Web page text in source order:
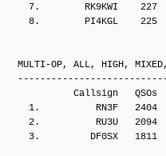
7.        RK9KWI    227
8.        PI4KGL    225
MULTI-OP, ALL, HIGH, MIXED,
Callsign   QSOs  Points
1.          RN3F   2404
2.          RU3U   2094
3.         DF0SX   1811